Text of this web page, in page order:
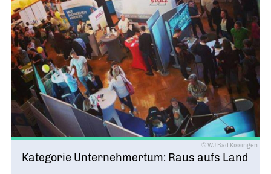
© WJ Bad Kissingen
Kategorie Unternehmertum: Raus aufs Land